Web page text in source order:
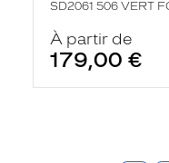
SD2061 506 VERT
À partir de
179,00 €